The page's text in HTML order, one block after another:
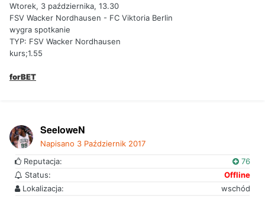
Wtorek, 3 października, 13.30
FSV Wacker Nordhausen - FC Viktoria Berlin
wygra spotkanie
TYP: FSV Wacker Nordhausen
kurs;1.55
forBET
SeeloweN
Napisano 3 Październik 2017
Reputacja:
76
Status:
Offline
Lokalizacja:
wschód